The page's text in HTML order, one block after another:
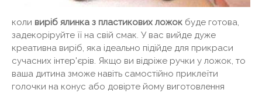
коли виріб ялинка з пластикових ложок буде готова,
задекоріруйте її на свій смак. У вас вийде дуже
креативна виріб, яка ідеально підійде для прикраси
сучасних інтер'єрів. Якщо ви відріже ручки у ложок, то
ваша дитина зможе навіть самостійно приклеїти
голочки на конус або довірте йому виготовлення